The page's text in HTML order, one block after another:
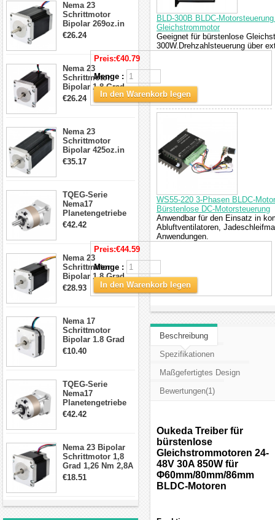
Nema 23
Schrittmotor
Bipolar 269oz.in
2,8A 57x57x76mm
Schrittmotor
23HS30-2804S
€26.24
Nema 23
Schrittmotor
Bipolar 1.8 Grad
1.9Nm 3A 3.36V 4
Drähte CNC
€26.24
Nema 23
Schrittmotor
Bipolar 425oz.in
4.2A 57x57x114mm
€35.17
TQEG-Serie
Nema17
Planetengetriebe
5:1 Spiel 15Arc-
Getriebe
Schrittmotor
€42.42
Nema 23
Schrittmotor
Bipolar 1,8 Grad
2,83Nm 4 A 2,26V
CNC Hybrid-
€28.93
Nema 17
Schrittmotor
Bipolar 1.8 Grad
8.7Ncm 1A 3.5V 4
€10.40
TQEG-Serie
Nema17
Planetengetriebe
10:1 Spiel 15Arc-
€42.42
Nema 23 Bipolar
Schrittmotor 1,8
Grad 1,26 Nm 2,8A
2,5V 4 Drähte
€18.51
BLD-300B BLDC-
Gleichstrommotor
Geeignet für bürstenlose
300W.Drehzahlsteuerung über
Preis:€40.79
Menge :
In den Warenkorb legen
WS55-220 3-Phasen BLDC-
Bürstenlose DC-Motorsteuerung
Anwendbar für den Einsatz in
Abluftventilatoren,
Anwendungen.
Preis:€44.59
Menge :
In den Warenkorb legen
Beschreibung
Spezifikationen
Maßgefertigtes Design
Bewertungen(1)
Oukeda Treiber für
bürstenlose
Gleichstrommotoren 24-
48V 30A 850W für
Φ60mm/80mm/86mm
BLDC-Motoren